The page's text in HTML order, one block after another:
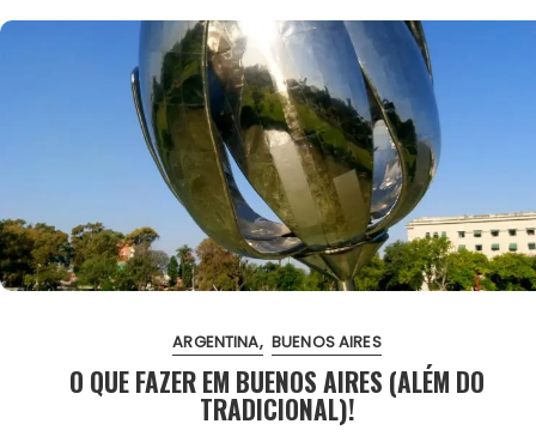
ARGENTINA BUENOS AIRES
O QUE FAZER EM BUENOS AIRES (ALÉM DO
TRADICIONAL)!